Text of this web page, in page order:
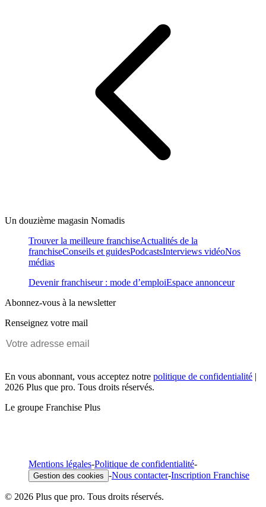
Un douzième magasin Nomadis
Trouver la meilleure franchiseActualités de la
franchiseConseils et guidesPodcastsInterviews vidéoNos
médias
Devenir franchiseur : mode d’emploiEspace annonceur
Abonnez-vous à la newsletter
Renseignez votre mail
En vous abonnant, vous acceptez notre politique de confidentialité |
2026 Plus que pro. Tous droits réservés.
Le groupe Franchise Plus
Mentions légales-Politique de confidentialité-
Gestion des cookies -Nous contacter-Inscription Franchise
© 2026 Plus que pro. Tous droits réservés.